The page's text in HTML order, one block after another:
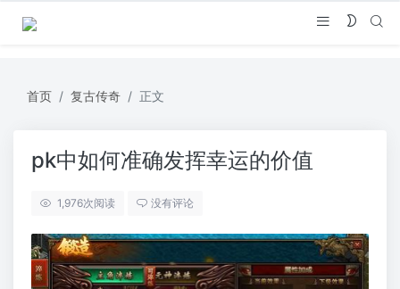
首页 复古传奇 正文
pk中如何准确发挥幸运的价值
1,976次阅读 没有评论